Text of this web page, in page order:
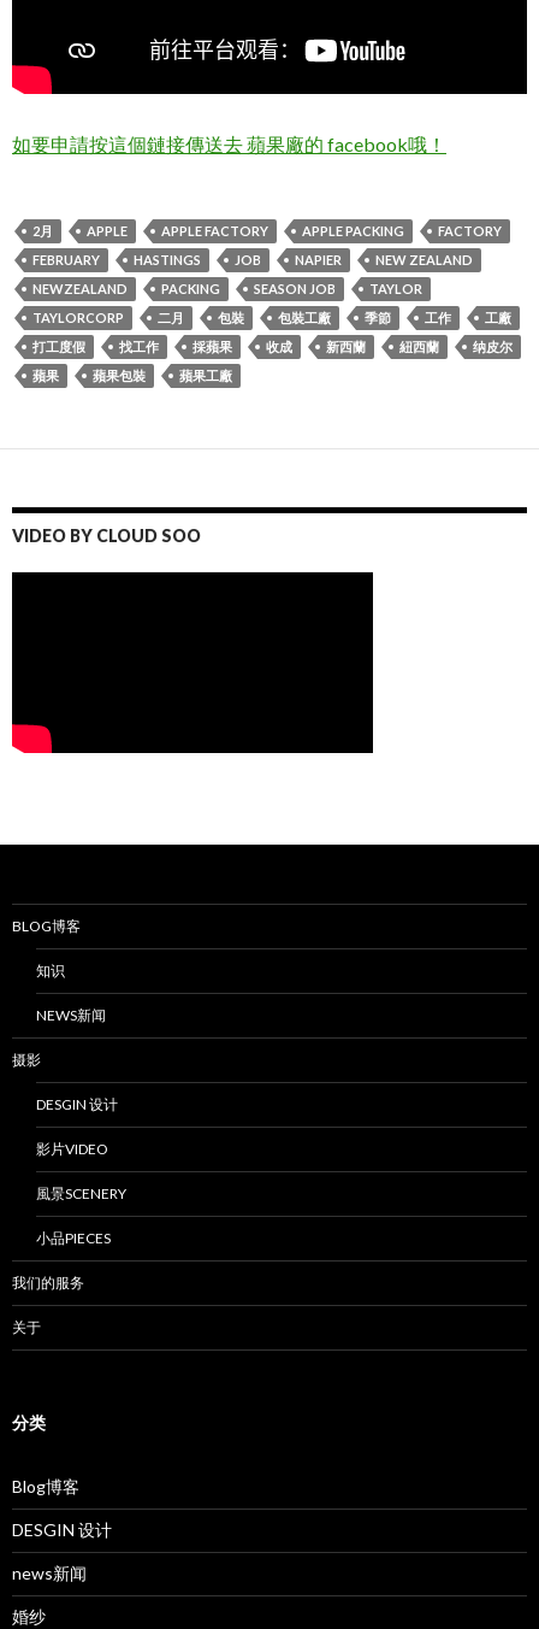
如要申請按這個鏈接傳送去 蘋果廠的 facebook哦！
2月 APPLE APPLE FACTORY APPLE PACKING
FACTORY
FEBRUARY
HASTINGS JOB NAPIER
NEW ZEALAND
NEWZEALAND
PACKING SEASON JOB
TAYLOR
TAYLORCORP
二月 包裝 包裝工廠 季節 工作
工廠
打工度假
找工作 採蘋果 收成 新西蘭 紐西蘭
纳皮尔
蘋果
蘋果包裝 蘋果工廠
VIDEO BY CLOUD SOO
BLOG博客
知识
NEWS新闻
摄影
DESGIN 设计
影片VIDEO
風景SCENERY
小品PIECES
我们的服务
关于
分类
Blog博客
DESGIN 设计
news新闻
婚纱